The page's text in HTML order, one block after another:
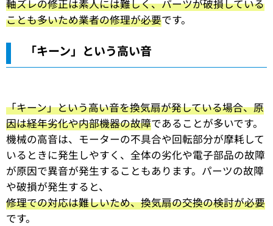
軸ズレの修正は素人には難しく、パーツが破損している
ことも多いため業者の修理が必要です。
「キーン」という高い音
「キーン」という高い音を換気扇が発している場合、原
因は経年劣化や内部機器の故障であることが多いです。
機械の高音は、モーターの不具合や回転部分が摩耗して
いるときに発生しやすく、全体の劣化や電子部品の故障
が原因で異音が発生することもあります。パーツの故障
や破損が発生すると、
修理での対応は難しいため、換気扇の交換の検討が必要
です。